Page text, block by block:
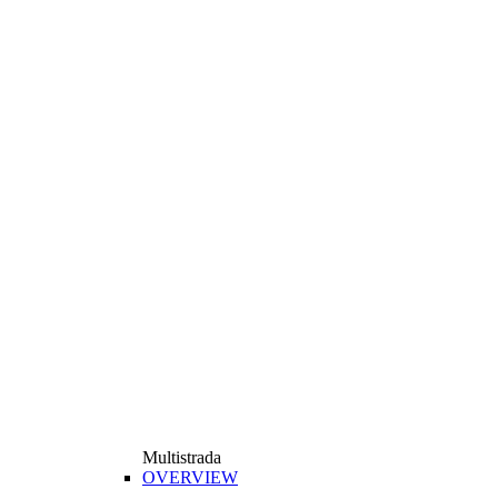
Multistrada
OVERVIEW